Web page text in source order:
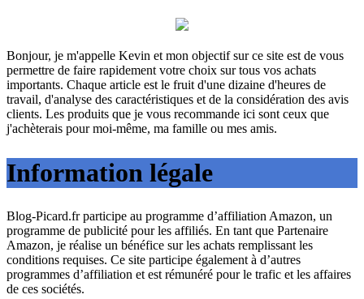
Bonjour, je m'appelle Kevin et mon objectif sur ce site est de vous
permettre de faire rapidement votre choix sur tous vos achats
importants. Chaque article est le fruit d'une dizaine d'heures de
travail, d'analyse des caractéristiques et de la considération des avis
clients. Les produits que je vous recommande ici sont ceux que
j'achèterais pour moi-même, ma famille ou mes amis.
Information légale
Blog-Picard.fr participe au programme d’affiliation Amazon, un
programme de publicité pour les affiliés. En tant que Partenaire
Amazon, je réalise un bénéfice sur les achats remplissant les
conditions requises. Ce site participe également à d’autres
programmes d’affiliation et est rémunéré pour le trafic et les affaires
de ces sociétés.